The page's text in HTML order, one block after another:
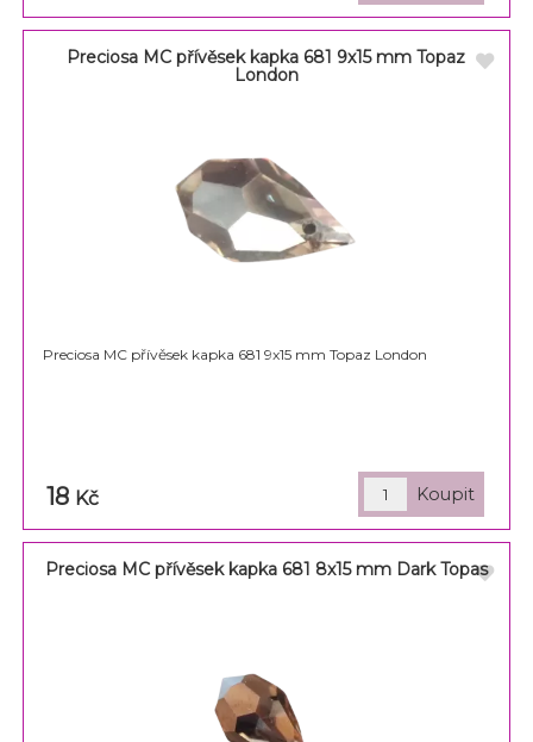
Preciosa MC přívěsek kapka 681 9x15 mm Topaz
London
Preciosa MC přívěsek kapka 681 9x15 mm Topaz London
18 Kč
Preciosa MC přívěsek kapka 681 8x15 mm Dark Topas